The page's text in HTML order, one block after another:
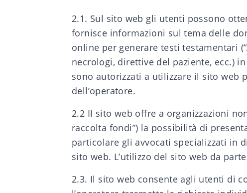
2.1. Sul sito web gli utenti possono
fornisce informazioni sul tema delle
online per generare testi testamentari
necrologi, direttive del paziente, ecc.)
sono autorizzati a utilizzare il sito web
dell’operatore.
2.2 Il sito web offre a organizzazioni
raccolta fondi”) la possibilità di
particolare gli avvocati specializzati in
sito web. L’utilizzo del sito web da
2.3. Il sito web consente agli utenti di